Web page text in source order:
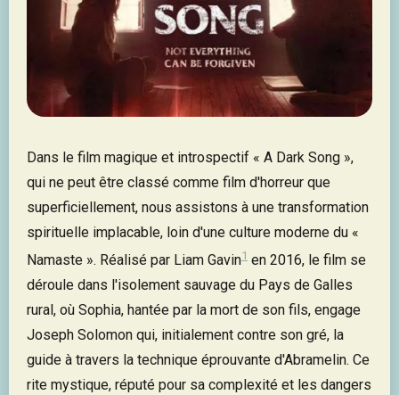
Dans le film magique et introspectif « A Dark Song »,
qui ne peut être classé comme film d'horreur que
superficiellement, nous assistons à une transformation
spirituelle implacable, loin d'une culture moderne du «
Namaste ». Réalisé par Liam Gavin1 en 2016, le film se
déroule dans l'isolement sauvage du Pays de Galles
rural, où Sophia, hantée par la mort de son fils, engage
Joseph Solomon qui, initialement contre son gré, la
guide à travers la technique éprouvante d'Abramelin. Ce
rite mystique, réputé pour sa complexité et les dangers